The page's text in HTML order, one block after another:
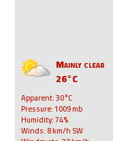
Mainly clear
26°C
Apparent: 30°C
Pressure: 1009 mb
Humidity: 74%
Winds: 8 km/h SW